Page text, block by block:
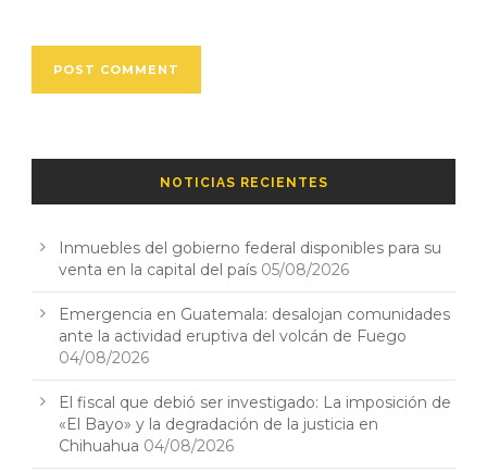
NOTICIAS RECIENTES
Inmuebles del gobierno federal disponibles para su
venta en la capital del país 05/08/2026
Emergencia en Guatemala: desalojan comunidades
ante la actividad eruptiva del volcán de Fuego
04/08/2026
El fiscal que debió ser investigado: La imposición de
«El Bayo» y la degradación de la justicia en
Chihuahua 04/08/2026